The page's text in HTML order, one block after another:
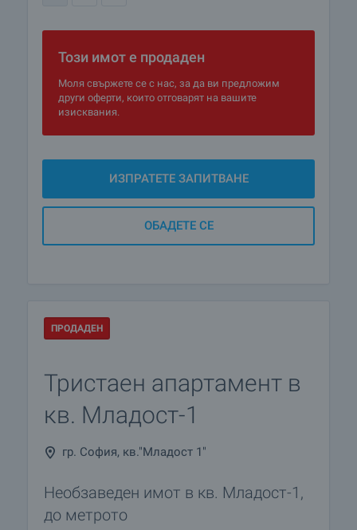
Този имот е продаден
Моля свържете се с нас, за да ви предложим
други оферти, които отговарят на вашите
изисквания.
ИЗПРАТЕТЕ ЗАПИТВАНЕ
ОБАДЕТЕ СЕ
ПРОДАДЕН
Тристаен апартамент в
кв. Младост-1
гр. София, кв."Младост 1"
Необзаведен имот в кв. Младост-1,
до метрото